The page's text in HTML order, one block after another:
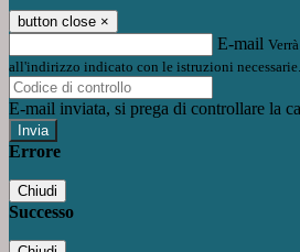
button close ×
E-mail
all'indirizzo indicato con le istruzioni necessarie.
E-mail inviata, si prega di controllare la
Errore
Chiudi
Successo